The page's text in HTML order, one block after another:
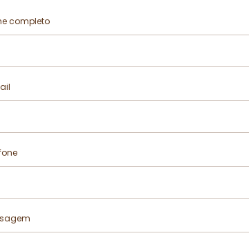
completo